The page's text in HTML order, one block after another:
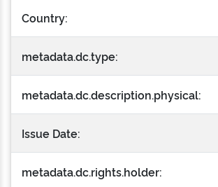
Country:
metadata.dc.type:
metadata.dc.description.physical:
Issue Date:
metadata.dc.rights.holder: